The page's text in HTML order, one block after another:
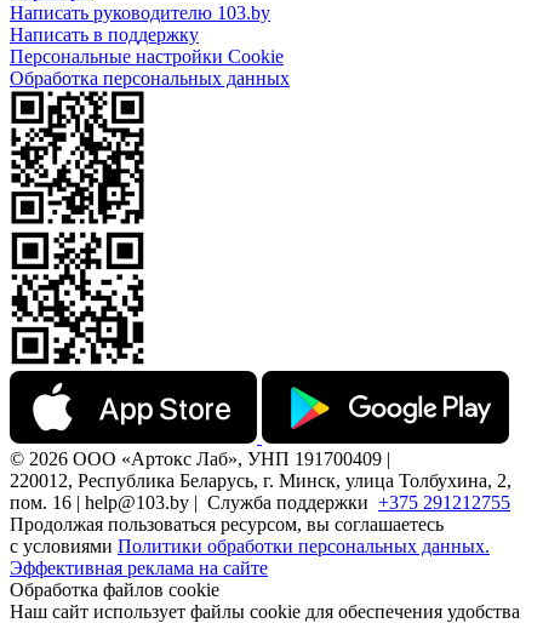
Написать руководителю 103.by
Написать в поддержку
Персональные настройки Cookie
Обработка персональных данных
© 2026 ООО «Артокс Лаб», УНП 191700409 |
220012, Республика Беларусь, г. Минск, улица Толбухина, 2,
пом. 16 | help@103.by | Служба поддержки +375 291212755
Продолжая пользоваться ресурсом, вы соглашаетесь
с условиями Политики обработки персональных данных.
Эффективная реклама на сайте
Обработка файлов cookie
Наш сайт использует файлы cookie для обеспечения удобства